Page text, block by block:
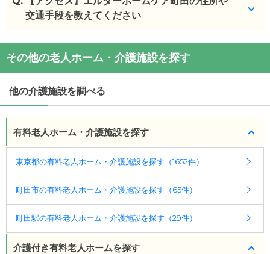
とおりです。
・月額費用が17.5万円
・要介護度：要介護1、要介護2、要介護3、要介護
・認知症：受け入れ可
ケアスル 介護では詳細な料金プランをご確認頂けま
す。詳しくはこちら 。
◎ケアスル 介護の3つの特徴
ポート
交通手段を教えてください
エルダーホームケア町田の交通アクセス
・住所：東京都町田市木曽東１－３３－１６
・最寄り駅：
エルダーホームケア町田
駅神奈川中央交通バス【町田】?【境川団地入口】下
その他の老人ホーム・介護施設を探す
他の介護施設を調べる
有料老人ホーム・介護施設を探す
東京都の有料老人ホーム・介護施設を探す（1652件）
町田市の有料老人ホーム・介護施設を探す（65件）
町田駅の有料老人ホーム・介護施設を探す（29件）
介護付き有料老人ホームを探す